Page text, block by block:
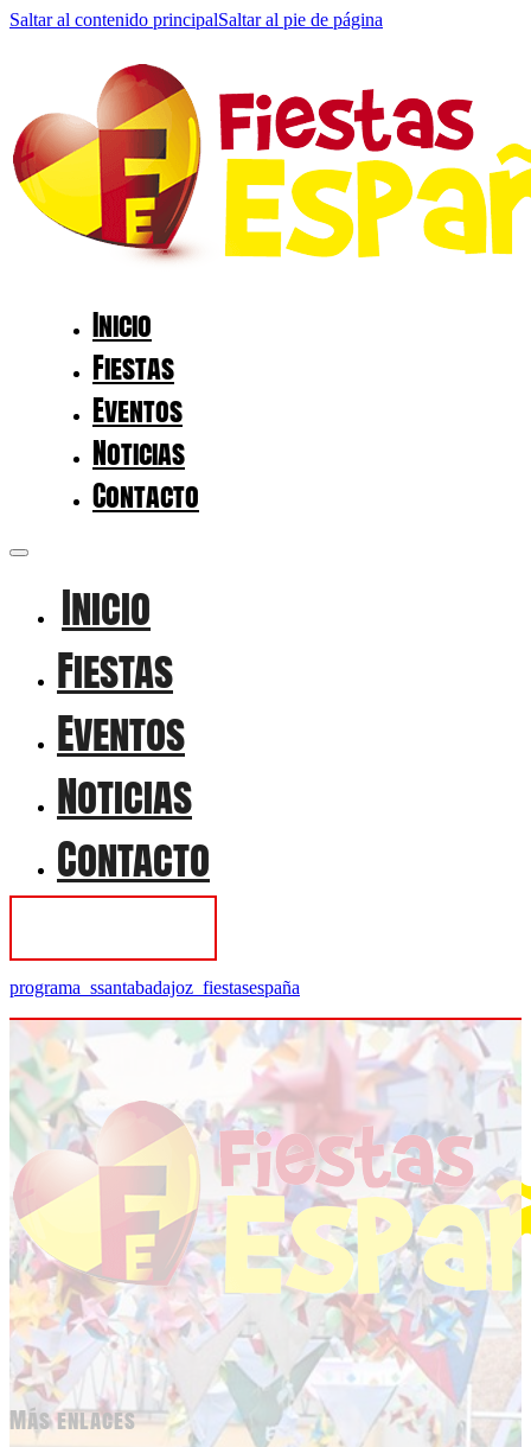
Saltar al contenido principalSaltar al pie de página
Inicio
Fiestas
Eventos
Noticias
Contacto
Inicio
Fiestas
Eventos
Noticias
Contacto
programa_ssantabadajoz_fiestasespaña
Más enlaces